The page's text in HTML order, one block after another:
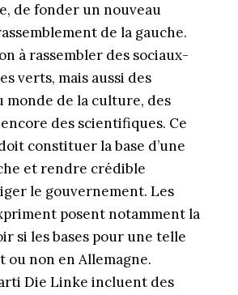
de fonder un nouveau
de la gauche.
à rassembler des sociaux-
verts, mais aussi des
monde de la culture, des
des scientifiques. Ce
constituer la base d’une
et rendre crédible
le gouvernement. Les
posent notamment la
si les bases pour une telle
non en Allemagne.
Die Linke incluent des